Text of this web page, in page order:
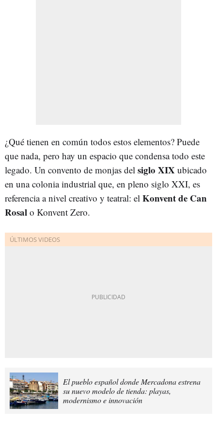
¿Qué tienen en común todos estos elementos? Puede
que nada, pero hay un espacio que condensa todo este
legado. Un convento de monjas del siglo XIX ubicado
en una colonia industrial que, en pleno siglo XXI, es
referencia a nivel creativo y teatral: el Konvent de Can
Rosal o Konvent Zero.
El pueblo español donde Mercadona estrena
su nuevo modelo de tienda: playas,
modernismo e innovación